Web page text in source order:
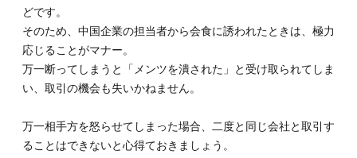
どです。
そのため、中国企業の担当者から会食に誘われたときは、極力
応じることがマナー。
万一断ってしまうと「メンツを潰された」と受け取られてしま
い、取引の機会も失いかねません。
万一相手方を怒らせてしまった場合、二度と同じ会社と取引す
ることはできないと心得ておきましょう。